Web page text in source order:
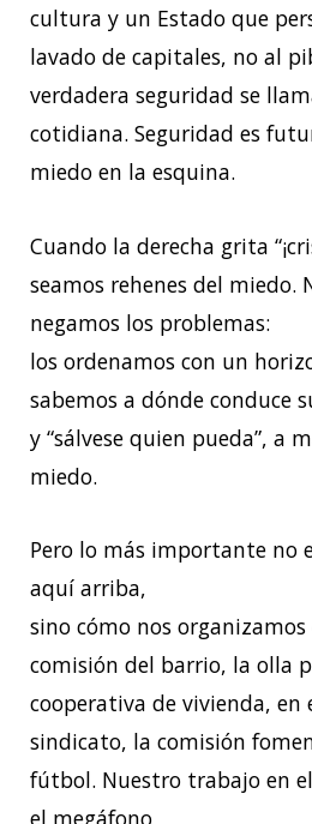
cultura y un Estado que
lavado de capitales, no al
verdadera seguridad se
cotidiana. Seguridad es
miedo en la esquina.
Cuando la derecha grita
seamos rehenes del miedo.
negamos los problemas:
los ordenamos con un
sabemos a dónde conduce
y “sálvese quien pueda”, a
miedo.
Pero lo más importante no
aquí arriba,
sino cómo nos organizamos
comisión del barrio, la olla
cooperativa de vivienda,
sindicato, la comisión
fútbol. Nuestro trabajo en